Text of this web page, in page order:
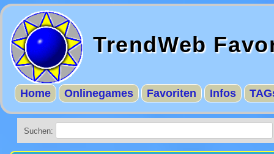
TrendWeb
Home Onlinegames Favoriten Infos
Suchen: